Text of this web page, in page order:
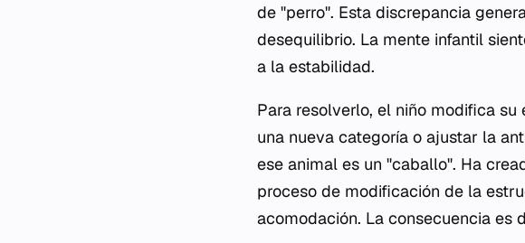
de "perro". Esta discrepancia
desequilibrio. La mente infantil
a la estabilidad.
Para resolverlo, el niño modifica
una nueva categoría o ajustar la
ese animal es un "caballo". Ha
proceso de modificación de la
acomodación. La consecuencia es